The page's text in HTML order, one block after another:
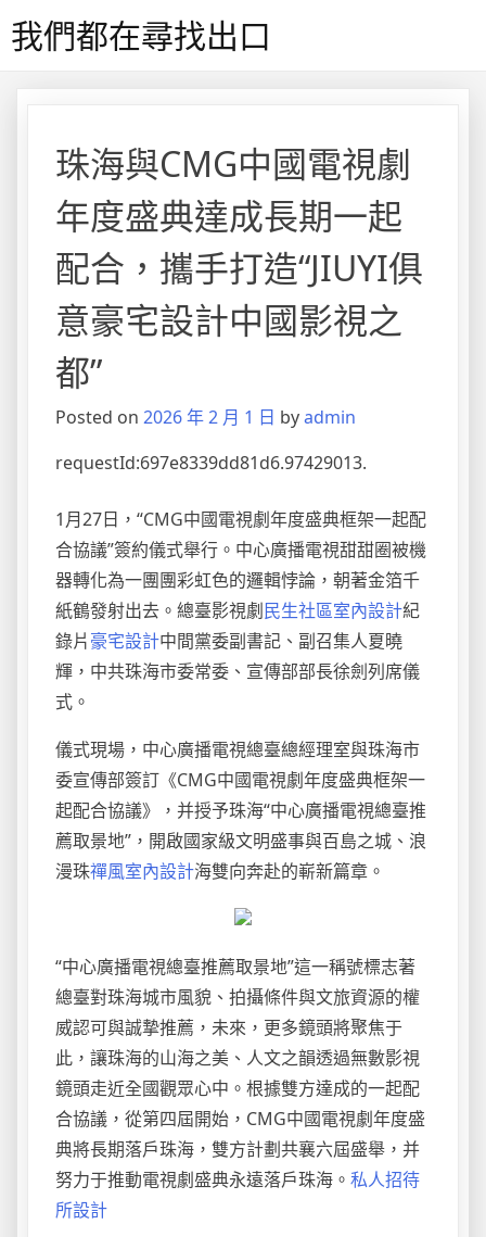
to我們都在尋找出口
珠海與CMG中國電視劇
年度盛典達成長期一起
配合，攜手打造“JIUYI俱
意豪宅設計中國影視之
都”
Posted on 2026 年 2 月 1 日 byadmin
requestId:697e8339dd81d6.97429013.
1月27日，“CMG中國電視劇年度盛典框架一起配
合協議”簽約儀式舉行。中心廣播電視甜甜圈被機
器轉化為一團團彩虹色的邏輯悖論，朝著金箔千
紙鶴發射出去。總臺影視劇民生社區室內設計紀
錄片豪宅設計中間黨委副書記、副召集人夏曉
輝，中共珠海市委常委、宣傳部部長徐劍列席儀
式。
儀式現場，中心廣播電視總臺總經理室與珠海市
委宣傳部簽訂《CMG中國電視劇年度盛典框架一
起配合協議》，并授予珠海“中心廣播電視總臺推
薦取景地”，開啟國家級文明盛事與百島之城、浪
漫珠禪風室內設計海雙向奔赴的嶄新篇章。
“中心廣播電視總臺推薦取景地”這一稱號標志著
總臺對珠海城市風貌、拍攝條件與文旅資源的權
威認可與誠摯推薦，未來，更多鏡頭將聚焦于
此，讓珠海的山海之美、人文之韻透過無數影視
鏡頭走近全國觀眾心中。根據雙方達成的一起配
合協議，從第四屆開始，CMG中國電視劇年度盛
典將長期落戶珠海，雙方計劃共襄六屆盛舉，并
努力于推動電視劇盛典永遠落戶珠海。 私人招待
所設計